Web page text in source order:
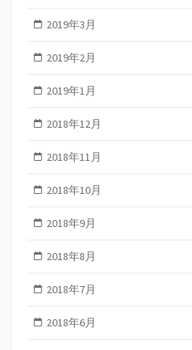
2019年3月
2019年2月
2019年1月
2018年12月
2018年11月
2018年10月
2018年9月
2018年8月
2018年7月
2018年6月